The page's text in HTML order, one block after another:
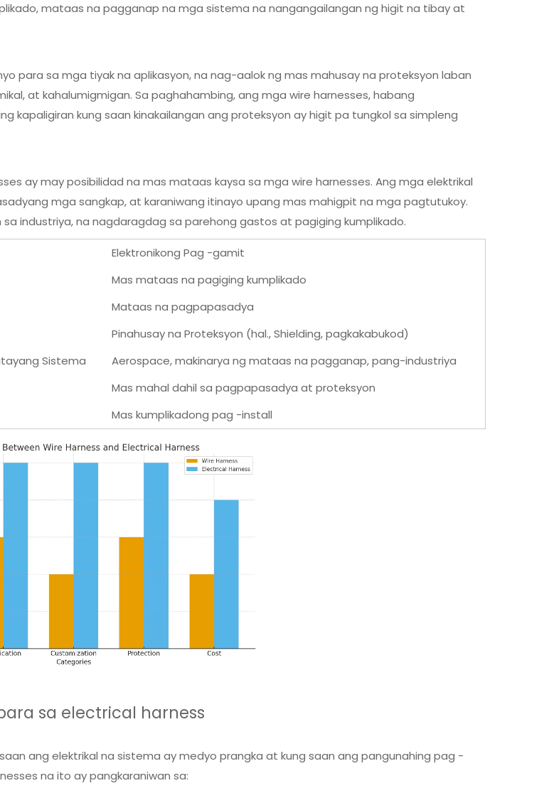
mataas na pagganap na mga sistema na nangangailangan ng higit na tibay at
para sa mga tiyak na aplikasyon, na nag-aalok ng mas mahusay na proteksyon laban
at kahalumigmigan. Sa paghahambing, ang mga wire harnesses, habang
kapaligiran kung saan kinakailangan ang proteksyon ay higit pa tungkol sa simpleng
ay may posibilidad na mas mataas kaysa sa mga wire harnesses. Ang mga elektrikal
mga sangkap, at karaniwang itinayo upang mas mahigpit na mga pagtutukoy.
industriya, na nagdaragdag sa parehong gastos at pagiging kumplikado.
Elektronikong Pag -gamit
Mas mataas na pagiging kumplikado
Mataas na pagpapasadya
Pinahusay na Proteksyon (hal., Shielding, pagkakabukod)
Sistema
Aerospace, makinarya ng mataas na pagganap, pang-industriya
Mas mahal dahil sa pagpapasadya at proteksyon
Mas kumplikadong pag -install
sa electrical harness
ang elektrikal na sistema ay medyo prangka at kung saan ang pangunahing pag -
na ito ay pangkaraniwan sa: